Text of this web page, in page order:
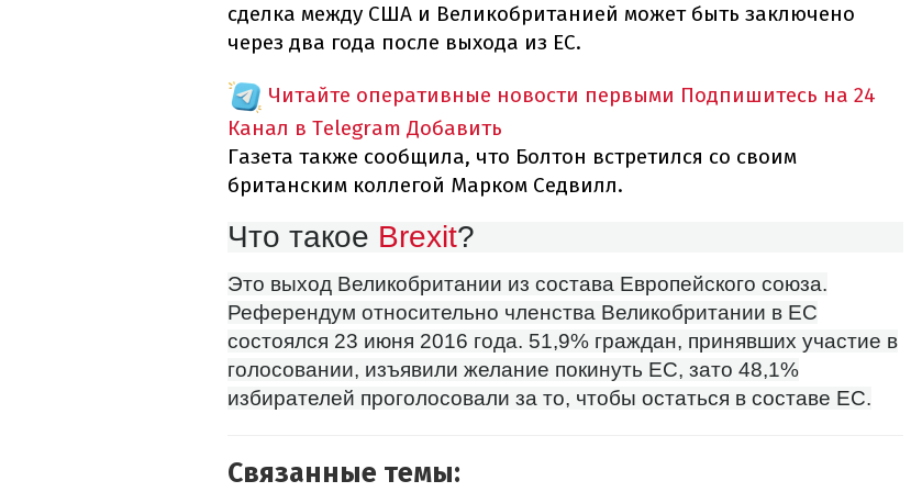
сделка между США и Великобританией может быть заключено
через два года после выхода из ЕС.
Читайте оперативные новости первыми Подпишитесь на 24
Канал в Telegram Добавить
Газета также сообщила, что Болтон встретился со своим
британским коллегой Марком Седвилл.
Что такое Brexit?
Это выход Великобритании из состава Европейского союза.
Референдум относительно членства Великобритании в ЕС
состоялся 23 июня 2016 года. 51,9% граждан, принявших участие в
голосовании, изъявили желание покинуть ЕС, зато 48,1%
избирателей проголосовали за то, чтобы остаться в составе ЕС.
Связанные темы: